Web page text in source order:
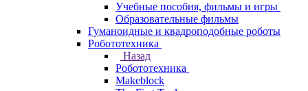
Учебные пособия, фильмы и игры
Образовательные фильмы
Гуманоидные и квадроподобные роботы
Робототехника
Назад
Робототехника
Makeblock